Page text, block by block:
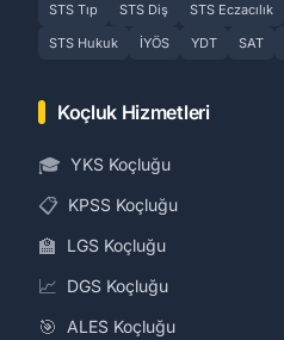
STS Tıp
STS Diş STS Eczacılık
STS Hukuk
İYÖS YDT SAT
Koçluk Hizmetleri
🎓 YKS Koçluğu
📋 KPSS Koçluğu
🏫 LGS Koçluğu
📈 DGS Koçluğu
🎯 ALES Koçluğu